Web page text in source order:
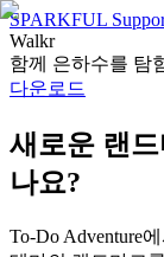
SPARKFUL
Walkr
함께 은하수를 탐
다운로드
새로운 랜
나요?
To-Do Adventure